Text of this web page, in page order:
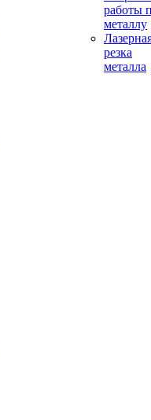
работы
металлу
резка
металла